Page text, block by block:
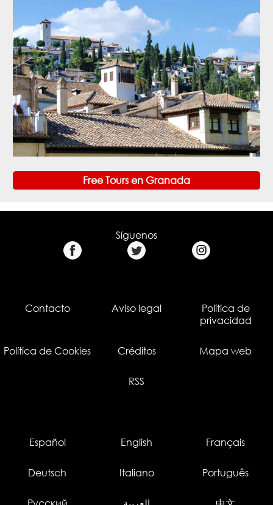
Free Tours en Granada
Síguenos
Contacto Aviso legal
Política de
privacidad
Política de Cookies Créditos Mapa web
RSS
Español English Français
Deutsch Italiano Português